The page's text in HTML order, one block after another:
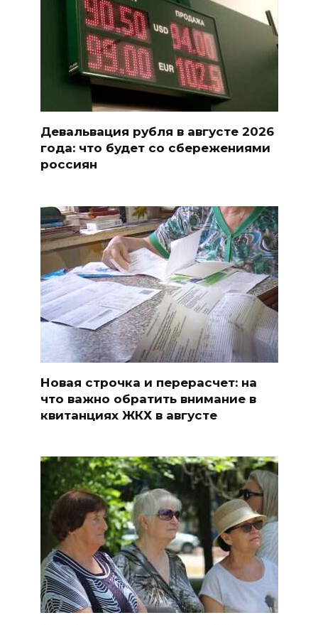
Девальвация рубля в августе 2026
года: что будет со сбережениями
россиян
Новая строчка и перерасчет: на
что важно обратить внимание в
квитанциях ЖКХ в августе